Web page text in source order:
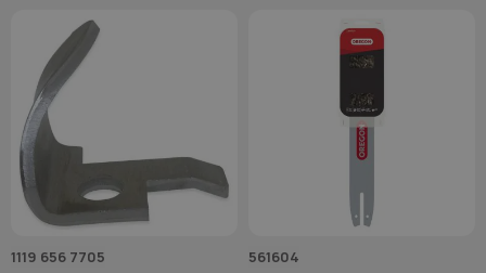
1119 656 7705 561604